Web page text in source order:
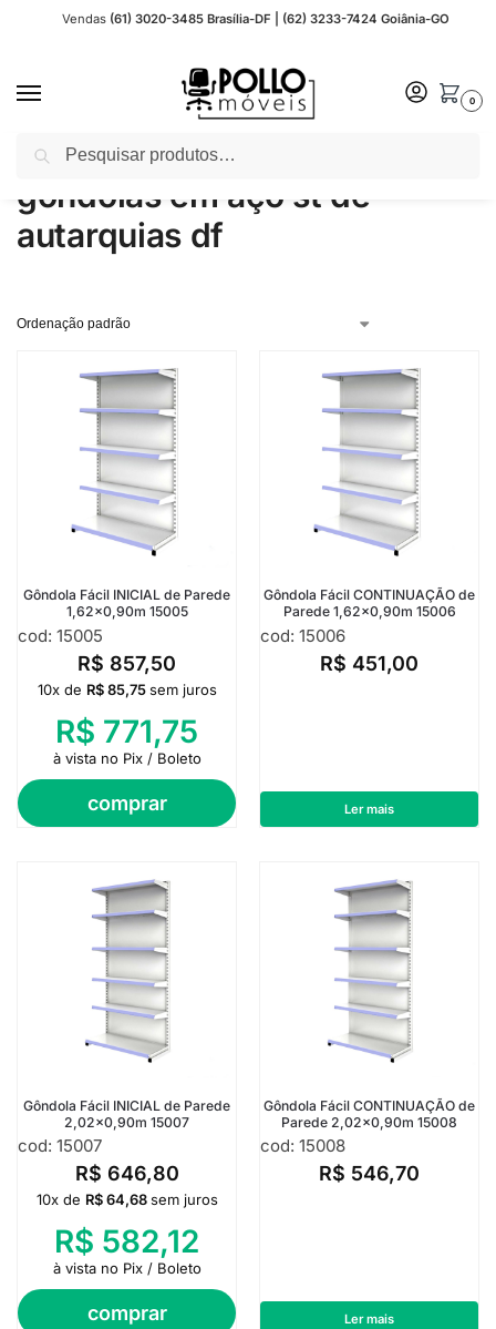
Vendas (61) 3020-3485 Brasília-DF | (62) 3233-7424 Goiânia-GO
0
Início Produtos marcados com a tag “gondolas em aço st de autarquias df”
gondolas em aço st de
autarquias df
Gôndola Fácil INICIAL de Parede
1,62×0,90m 15005
cod: 15005
R$ 857,50
comprar
10x de R$85,75 sem juros
R$ 771,75
à vista no Pix / Boleto
Gôndola Fácil CONTINUAÇÃO de
Parede 1,62×0,90m 15006
cod: 15006
R$ 451,00
Ler mais
Gôndola Fácil INICIAL de Parede
2,02×0,90m 15007
cod: 15007
R$ 646,80
comprar
10x de R$64,68 sem juros
R$ 582,12
à vista no Pix / Boleto
Gôndola Fácil CONTINUAÇÃO de
Parede 2,02×0,90m 15008
cod: 15008
R$ 546,70
Ler mais